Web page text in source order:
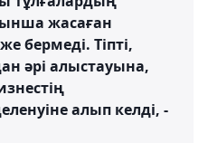
жасаған
бермеді. Тіпті,
әрі алыстауына,
алып келді, -